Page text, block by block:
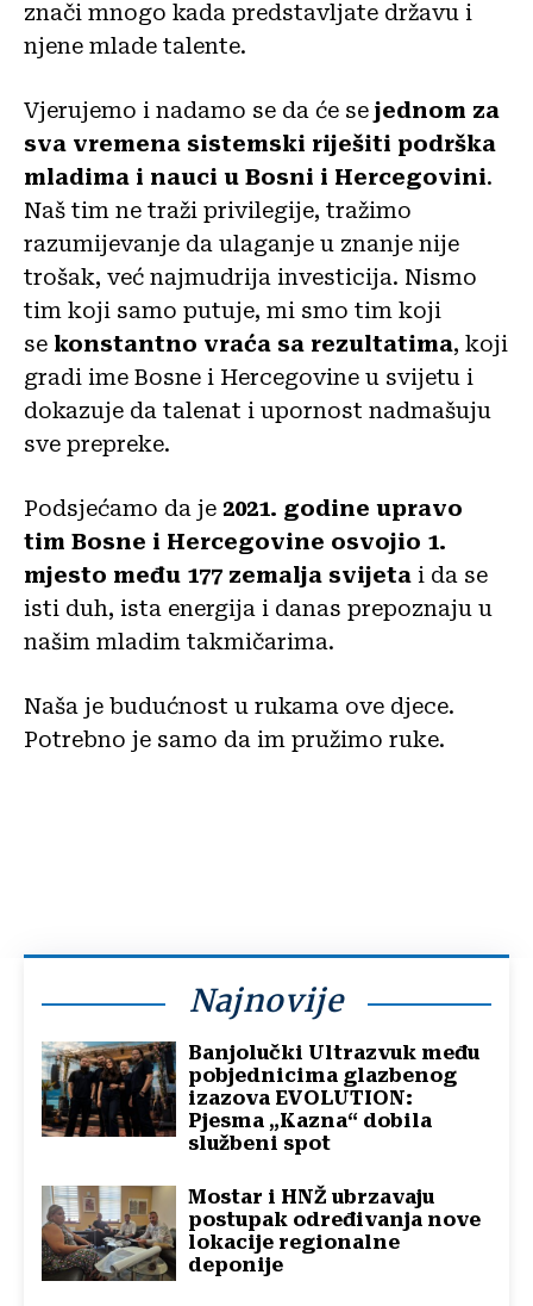
znači mnogo kada predstavljate državu i
njene mlade talente.
Vjerujemo i nadamo se da će se jednom za
sva vremena sistemski riješiti podrška
mladima i nauci u Bosni i Hercegovini.
Naš tim ne traži privilegije, tražimo
razumijevanje da ulaganje u znanje nije
trošak, već najmudrija investicija. Nismo
tim koji samo putuje, mi smo tim koji
se konstantno vraća sa rezultatima, koji
gradi ime Bosne i Hercegovine u svijetu i
dokazuje da talenat i upornost nadmašuju
sve prepreke.
Podsjećamo da je 2021. godine upravo
tim Bosne i Hercegovine osvojio 1.
mjesto među 177 zemalja svijeta i da se
isti duh, ista energija i danas prepoznaju u
našim mladim takmičarima.
Naša je budućnost u rukama ove djece.
Potrebno je samo da im pružimo ruke.
Najnovije
Banjolučki Ultrazvuk među
pobjednicima glazbenog
izazova EVOLUTION:
Pjesma „Kazna“ dobila
službeni spot
Mostar i HNŽ ubrzavaju
postupak određivanja nove
lokacije regionalne
deponije